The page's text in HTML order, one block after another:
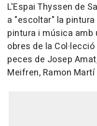
L'Espai Thyssen de
a "escoltar" la
pintura i música amb
obres de la
peces de Josep
Meifren, Ramon